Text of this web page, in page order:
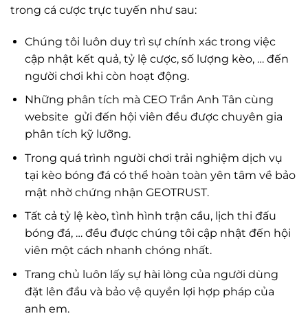
trong cá cược trực tuyến như sau:
Chúng tôi luôn duy trì sự chính xác trong việc
cập nhật kết quả, tỷ lệ cược, số lượng kèo, … đến
người chơi khi còn hoạt động.
Những phân tích mà CEO Trần Anh Tân cùng
website gửi đến hội viên đều được chuyên gia
phân tích kỹ lưỡng.
Trong quá trình người chơi trải nghiệm dịch vụ
tại kèo bóng đá có thể hoàn toàn yên tâm về bảo
mật nhờ chứng nhận GEOTRUST.
Tất cả tỷ lệ kèo, tình hình trận cầu, lịch thi đấu
bóng đá, … đều được chúng tôi cập nhật đến hội
viên một cách nhanh chóng nhất.
Trang chủ luôn lấy sự hài lòng của người dùng
đặt lên đầu và bảo vệ quyền lợi hợp pháp của
anh em.